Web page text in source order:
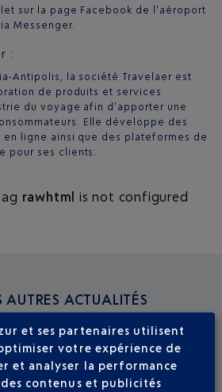
sur la page Facebook de l’aéroport
Messenger.
:
Antipolis, la société Travelaer est
de produits et services
du voyage afin d’apporter une
Elle développe des
ligne ainsi que des plateformes de
pour ses clients.
rawhtml is not configured
AUTRES ACTUALITÉS
et ses partenaires utilisent
votre expérience de
et analyser la performance
contenus et publicités